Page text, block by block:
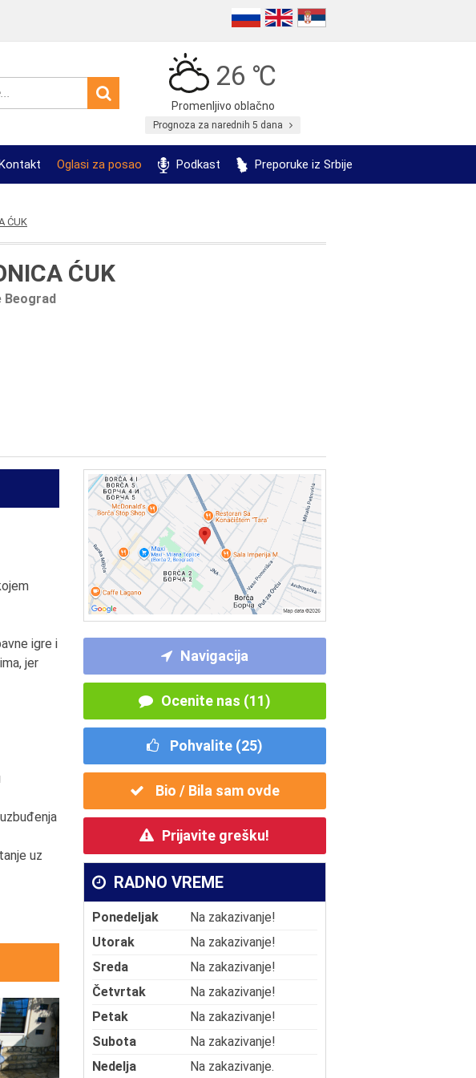
26 ℃
Promenljivo oblačno
Prognoza za narednih 5 dana
Oglasi za posao Podkast Preporuke iz Srbije
ĆUK
ĆUK
Beograd
Navigacija
Ocenite nas (11)
Pohvalite (25)
Bio / Bila sam ovde
Prijavite grešku!
RADNO VREME
Ponedeljak
Na zakazivanje!
Utorak
Na zakazivanje!
Sreda
Na zakazivanje!
Četvrtak
Na zakazivanje!
Petak
Na zakazivanje!
Subota
Na zakazivanje!
Nedelja
Na zakazivanje.
igre i
jer
uz